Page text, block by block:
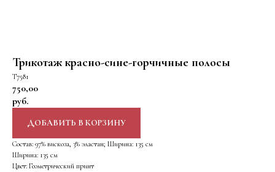
Трикотаж красно-сине-горчичные полосы
Т7581
750,00
руб.
ДОБАВИТЬ В КОРЗИНУ
Состав: 97% вискоза, 3% эластан; Ширина: 135 см
Ширина: 135 см
Цвет: Геометрический принт